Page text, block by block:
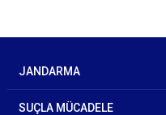
JANDARMA
SUÇLA MÜCADELE